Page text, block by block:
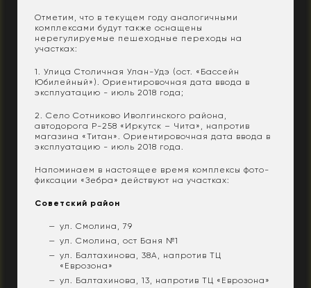
Отметим, что в текущем году аналогичными
комплексами будут также оснащены
нерегулируемые пешеходные переходы на
участках:
1. Улица Столичная Улан-Удэ (ост. «Бассейн
Юбилейный»). Ориентировочная дата ввода в
эксплуатацию - июль 2018 года;
2. Село Сотниково Иволгинского района,
автодорога Р-258 «Иркутск – Чита», напротив
магазина «Титан». Ориентировочная дата ввода в
эксплуатацию - июль 2018 года.
Напоминаем в настоящее время комплексы фото-
фиксации «Зебра» действуют на участках:
Советский район
ул. Смолина, 79
ул. Смолина, ост Баня №1
ул. Балтахинова, 38А, напротив ТЦ
«Еврозона»
ул. Балтахинова, 13, напротив ТЦ «Еврозона»